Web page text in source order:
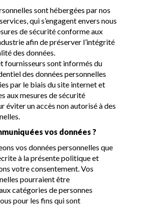
sont hébergées par nos
qui s’engagent envers nous
de sécurité conforme aux
afin de préserver l’intégrité
des données.
fournisseurs sont informés du
des données personnelles
par le biais du site internet et
aux mesures de sécurité
éviter un accès non autorisé à des
vos données ?
vos données personnelles que
à la présente politique et
votre consentement. Vos
pourraient être
catégories de personnes
pour les fins qui sont